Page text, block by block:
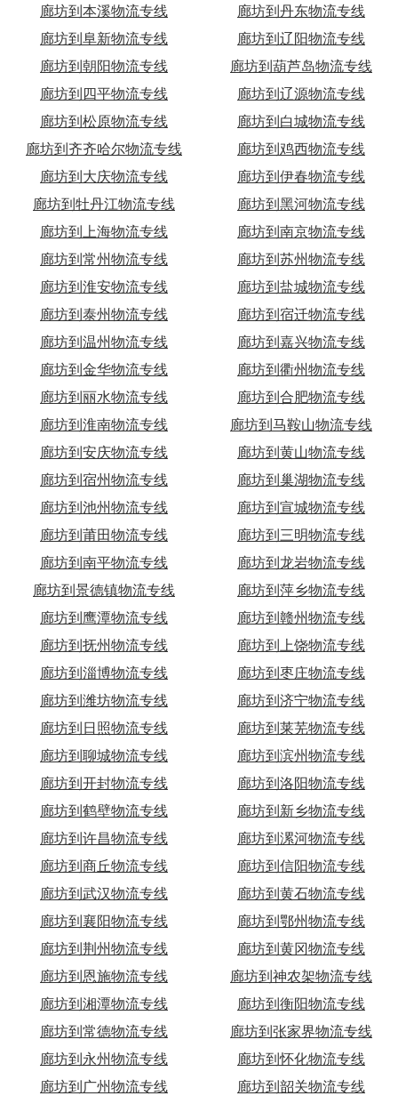
廊坊到本溪物流专线
廊坊到丹东物流专线
廊坊到阜新物流专线
廊坊到辽阳物流专线
廊坊到朝阳物流专线
廊坊到葫芦岛物流专线
廊坊到四平物流专线
廊坊到辽源物流专线
廊坊到松原物流专线
廊坊到白城物流专线
廊坊到齐齐哈尔物流专线
廊坊到鸡西物流专线
廊坊到大庆物流专线
廊坊到伊春物流专线
廊坊到牡丹江物流专线
廊坊到黑河物流专线
廊坊到上海物流专线
廊坊到南京物流专线
廊坊到常州物流专线
廊坊到苏州物流专线
廊坊到淮安物流专线
廊坊到盐城物流专线
廊坊到泰州物流专线
廊坊到宿迁物流专线
廊坊到温州物流专线
廊坊到嘉兴物流专线
廊坊到金华物流专线
廊坊到衢州物流专线
廊坊到丽水物流专线
廊坊到合肥物流专线
廊坊到淮南物流专线
廊坊到马鞍山物流专线
廊坊到安庆物流专线
廊坊到黄山物流专线
廊坊到宿州物流专线
廊坊到巢湖物流专线
廊坊到池州物流专线
廊坊到宣城物流专线
廊坊到莆田物流专线
廊坊到三明物流专线
廊坊到南平物流专线
廊坊到龙岩物流专线
廊坊到景德镇物流专线
廊坊到萍乡物流专线
廊坊到鹰潭物流专线
廊坊到赣州物流专线
廊坊到抚州物流专线
廊坊到上饶物流专线
廊坊到淄博物流专线
廊坊到枣庄物流专线
廊坊到潍坊物流专线
廊坊到济宁物流专线
廊坊到日照物流专线
廊坊到莱芜物流专线
廊坊到聊城物流专线
廊坊到滨州物流专线
廊坊到开封物流专线
廊坊到洛阳物流专线
廊坊到鹤壁物流专线
廊坊到新乡物流专线
廊坊到许昌物流专线
廊坊到漯河物流专线
廊坊到商丘物流专线
廊坊到信阳物流专线
廊坊到武汉物流专线
廊坊到黄石物流专线
廊坊到襄阳物流专线
廊坊到鄂州物流专线
廊坊到荆州物流专线
廊坊到黄冈物流专线
廊坊到恩施物流专线
廊坊到神农架物流专线
廊坊到湘潭物流专线
廊坊到衡阳物流专线
廊坊到常德物流专线
廊坊到张家界物流专线
廊坊到永州物流专线
廊坊到怀化物流专线
廊坊到广州物流专线
廊坊到韶关物流专线